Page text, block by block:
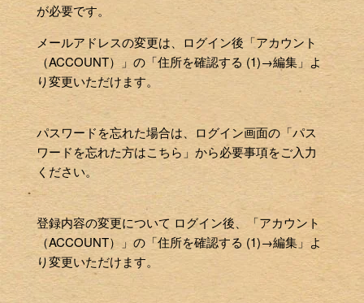
が必要です。
メールアドレスの変更は、ログイン後「アカウント
（ACCOUNT）」の「住所を確認する (1)→編集」よ
り変更いただけます。
パスワードを忘れた場合は、ログイン画面の「パス
ワードを忘れた方はこちら」から必要事項をご入力
ください。
登録内容の変更について ログイン後、「アカウント
（ACCOUNT）」の「住所を確認する (1)→編集」よ
り変更いただけます。